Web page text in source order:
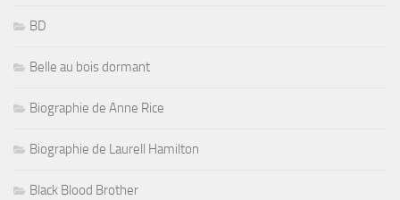
BD
Belle au bois dormant
Biographie de Anne Rice
Biographie de Laurell Hamilton
Black Blood Brother